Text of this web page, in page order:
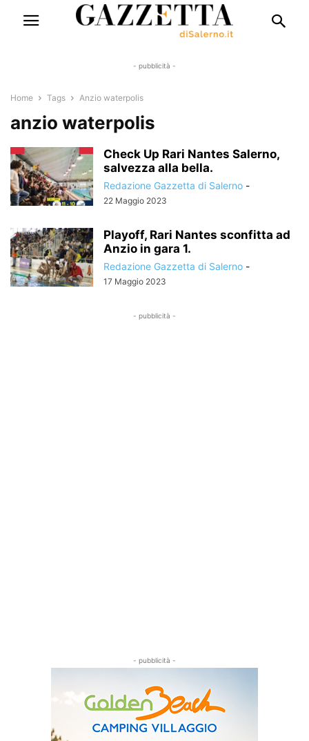
- pubblicità -
Home Tags Anzio waterpolis
anzio waterpolis
Check Up Rari Nantes Salerno,
salvezza alla bella.
Redazione Gazzetta di Salerno -
22 Maggio 2023
Playoff, Rari Nantes sconfitta ad
Anzio in gara 1.
Redazione Gazzetta di Salerno -
17 Maggio 2023
- pubblicità -
- pubblicità -